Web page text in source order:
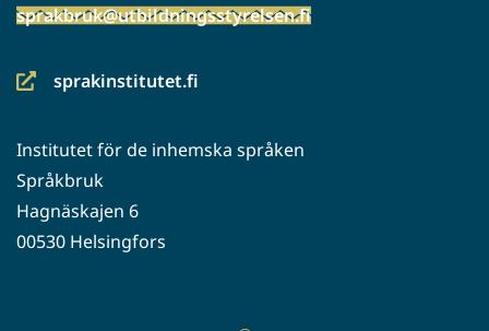
sprakbruk@utbildningsstyrelsen.fi
sprakinstitutet.fi
(siirryt
palveluun)
Institutet för de inhemska språken
Språkbruk
Hagnäskajen 6
00530 Helsingfors